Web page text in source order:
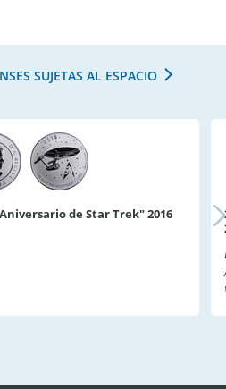
SUJETAS AL ESPACIO
de Star Trek" 2016